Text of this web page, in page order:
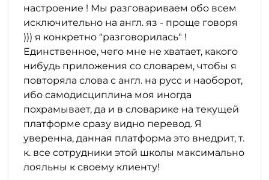
настроение ! Мы разговариваем обо всем
исключительно на англ. яз - проще говоря
))) я конкретно "разговорилась" !
Единственное, чего мне не хватает, какого
нибудь приложения со словарем, чтобы я
повторяла слова с англ. на русс и наоборот,
ибо самодисциплина моя иногда
похрамывает, да и в словарике на текущей
платформе сразу видно перевод. Я
уверенна, данная платформа это внедрит, т.
к. все сотрудники этой школы максимально
лояльны к своему клиенту!